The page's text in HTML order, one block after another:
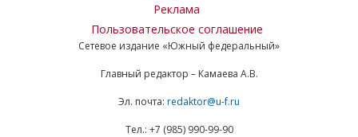
Реклама
Пользовательское соглашение
Сетевое издание «Южный федеральный»
Главный редактор – Камаева А.В.
Эл. почта: redaktor@u-f.ru
Тел.: +7 (985) 990-99-90